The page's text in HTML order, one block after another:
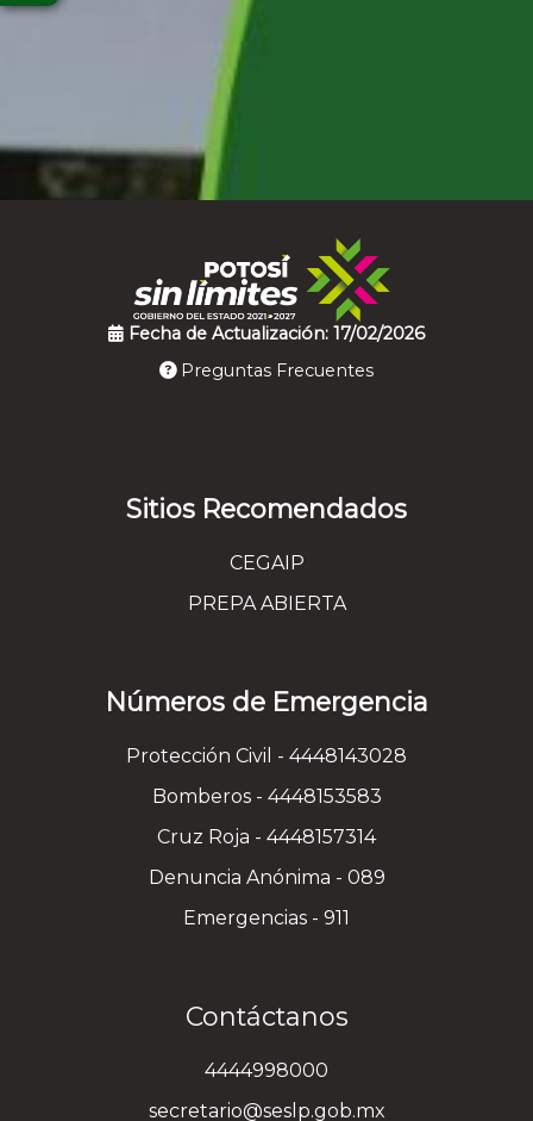
Fecha de Actualización: 17/02/2026
Preguntas Frecuentes
Sitios Recomendados
CEGAIP
PREPA ABIERTA
Números de Emergencia
Protección Civil - 4448143028
Bomberos - 4448153583
Cruz Roja - 4448157314
Denuncia Anónima - 089
Emergencias - 911
Contáctanos
4444998000
secretario@seslp.gob.mx